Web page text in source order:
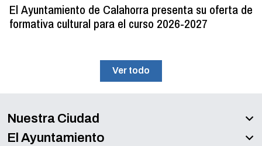
El Ayuntamiento de Calahorra presenta su oferta de
formativa cultural para el curso 2026-2027
Ver todo
Nuestra Ciudad
El Ayuntamiento